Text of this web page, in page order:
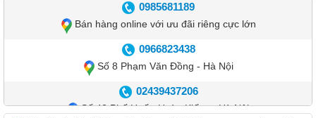
0985681189
Bán hàng online với ưu đãi riêng cực lớn
0966823438
Số 8 Phạm Văn Đồng - Hà Nội
02439437206
Số 42 Phố Huế - Hoàn Kiếm – Hà Nội